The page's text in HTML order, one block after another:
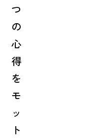
つ
の
心
得
を
モ
ッ
ト